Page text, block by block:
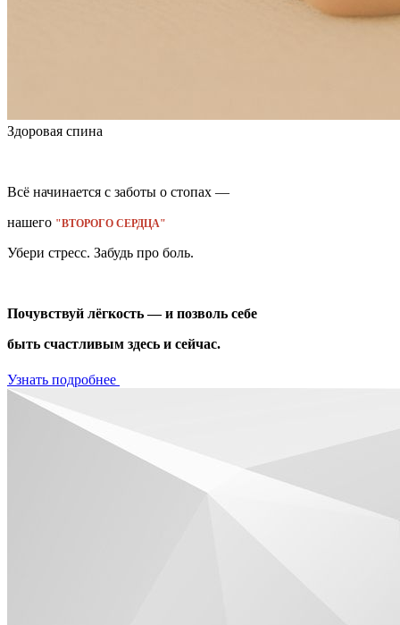
Здоровая спина
Всё начинается с заботы о стопах —
нашего "ВТОРОГО СЕРДЦА"
Убери стресс. Забудь про боль.
Почувствуй лёгкость — и позволь себе
быть счастливым здесь и сейчас.
Узнать подробнее